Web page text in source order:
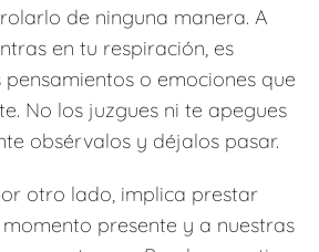
de ninguna manera. A
en tu respiración, es
o emociones que
No los juzgues ni te apegues
obsérvalos y déjalos pasar.
otro lado, implica prestar
presente y a nuestras